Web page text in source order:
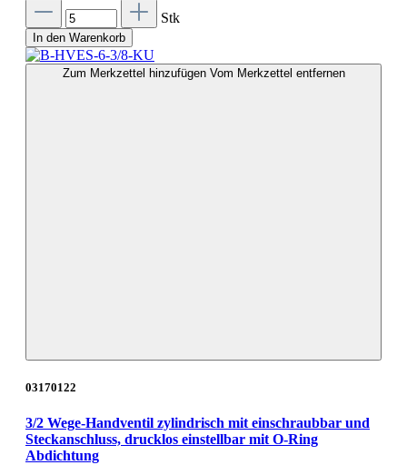
Stk
In den Warenkorb
Zum Merkzettel hinzufügen Vom Merkzettel entfernen
03170122
3/2 Wege-Handventil zylindrisch mit einschraubbar und
Steckanschluss, drucklos einstellbar mit O-Ring
Abdichtung